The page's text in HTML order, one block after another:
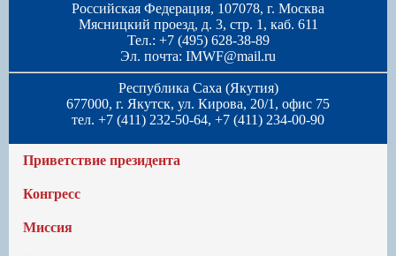
Российская Федерация, 107078, г. Москва
Мясницкий проезд, д. 3, стр. 1, каб. 611
Тел.: +7 (495) 628-38-89
Эл. почта: IMWF@mail.ru
Республика Саха (Якутия)
677000, г. Якутск, ул. Кирова, 20/1, офис 75
тел. +7 (411) 232-50-64, +7 (411) 234-00-90
Приветствие президента
Конгресс
Миссия